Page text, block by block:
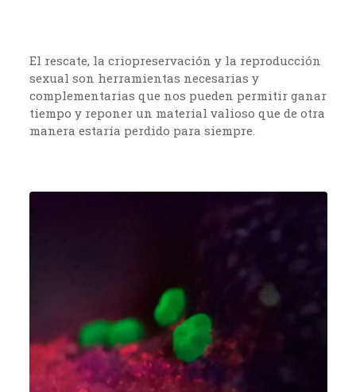
El rescate, la criopreservación y la reproducción
sexual son herramientas necesarias y
complementarias que nos pueden permitir ganar
tiempo y reponer un material valioso que de otra
manera estaría perdido para siempre.